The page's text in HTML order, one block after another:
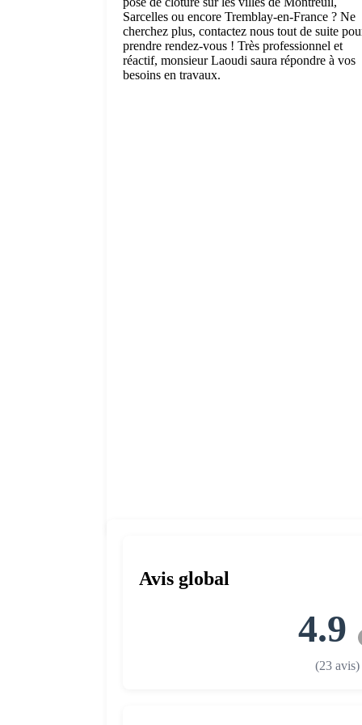
Sarcelles ou encore Tremblay-en-France ? Ne
cherchez plus, contactez nous tout de suite
prendre rendez-vous ! Très professionnel et
réactif, monsieur Laoudi saura répondre à vos
besoins en travaux.
Avis global
4.9
(23 avis)